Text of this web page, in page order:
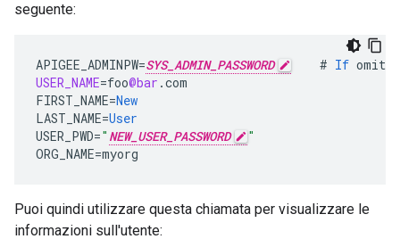
seguente:
APIGEE_ADMINPW=SYS_ADMIN_PASSWORD # If
USER_NAME=foo@bar .com
FIRST_NAME=New
LAST_NAME=User
USER_PWD=" NEW_USER_PASSWORD
"
ORG_NAME=myorg
Puoi quindi utilizzare questa chiamata per visualizzare le
informazioni sull'utente: